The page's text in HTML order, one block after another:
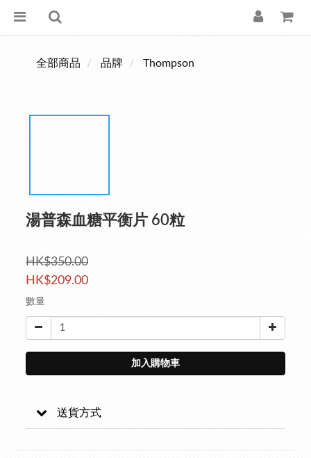
全部商品 品牌 Thompson
湯普森血糖平衡片 60粒
HK$350.00
HK$209.00
數量
加入購物車
送貨方式